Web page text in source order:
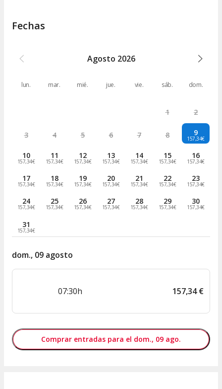
Fechas
Agosto 2026
lun. mar. mié. jue. vie. sáb. dom.
1 2
3 4 5 6 7 8 9
157,34€
10
157,34€
11
157,34€
12
157,34€
13
157,34€
14
157,34€
15
157,34€
16
157,34€
17
157,34€
18
157,34€
19
157,34€
20
157,34€
21
157,34€
22
157,34€
23
157,34€
24
157,34€
25
157,34€
26
157,34€
27
157,34€
28
157,34€
29
157,34€
30
157,34€
31
157,34€
dom., 09 agosto
07:30h 157,34 €
Comprar entradas para el dom., 09 ago.